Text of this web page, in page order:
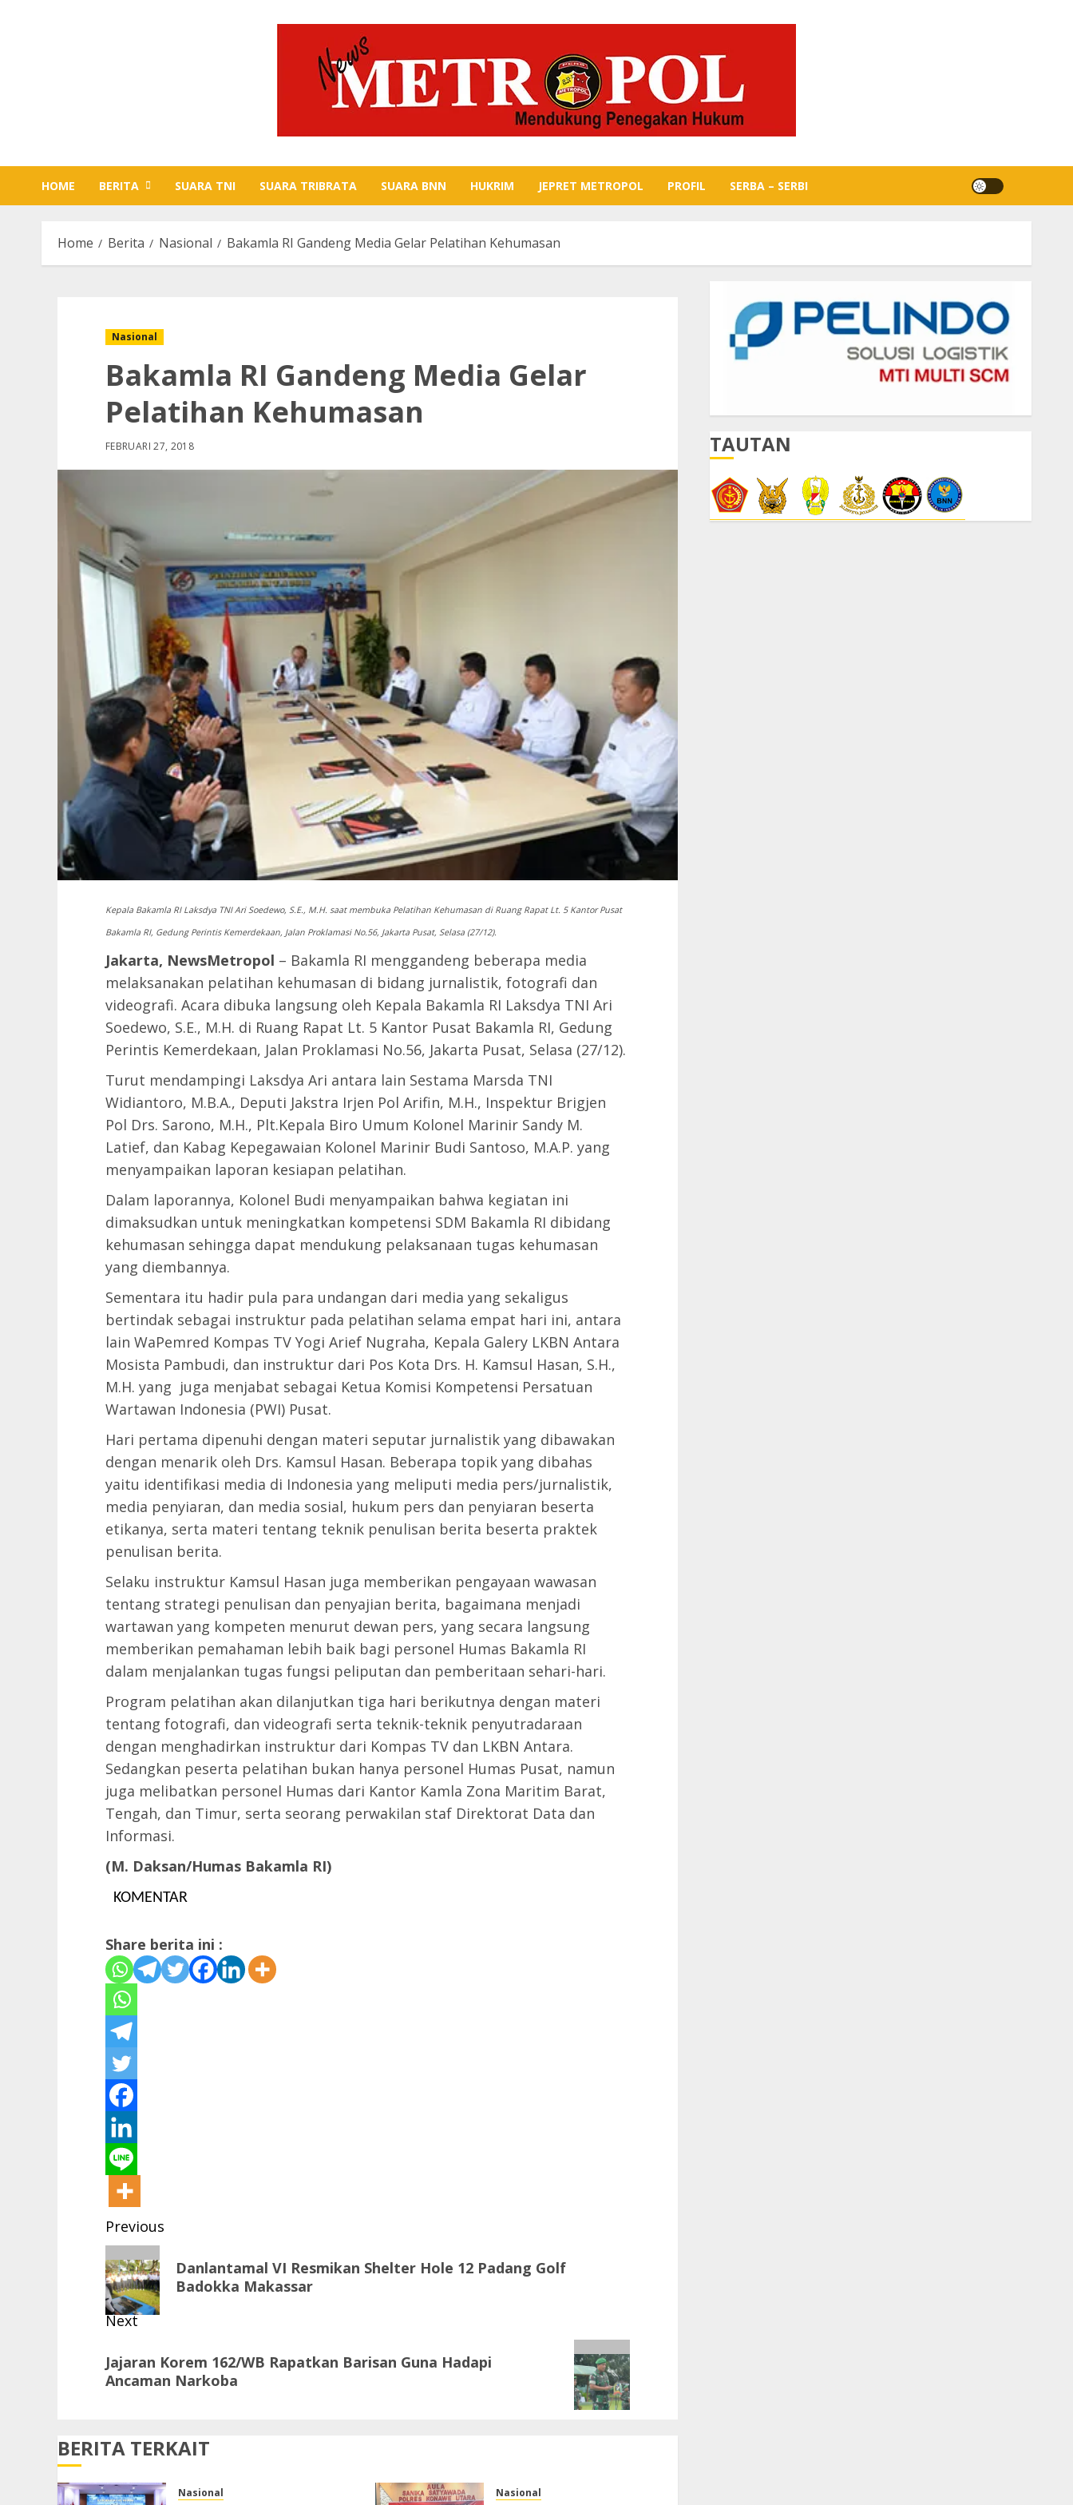
HOME BERITA SUARA TNI SUARA TRIBRATA SUARA BNN HUKRIM JEPRET METROPOL PROFIL SERBA – SERBI
Home Berita Nasional Bakamla RI Gandeng Media Gelar Pelatihan Kehumasan
Nasional
Bakamla RI Gandeng Media Gelar
Pelatihan Kehumasan
FEBRUARI 27, 2018
Kepala Bakamla RI Laksdya TNI Ari Soedewo, S.E., M.H. saat membuka Pelatihan Kehumasan di Ruang Rapat Lt. 5 Kantor Pusat
Bakamla RI, Gedung Perintis Kemerdekaan, Jalan Proklamasi No.56, Jakarta Pusat, Selasa (27/12).
Jakarta, NewsMetropol – Bakamla RI menggandeng beberapa media
melaksanakan pelatihan kehumasan di bidang jurnalistik, fotografi dan
videografi. Acara dibuka langsung oleh Kepala Bakamla RI Laksdya TNI Ari
Soedewo, S.E., M.H. di Ruang Rapat Lt. 5 Kantor Pusat Bakamla RI, Gedung
Perintis Kemerdekaan, Jalan Proklamasi No.56, Jakarta Pusat, Selasa (27/12).
Turut mendampingi Laksdya Ari antara lain Sestama Marsda TNI
Widiantoro, M.B.A., Deputi Jakstra Irjen Pol Arifin, M.H., Inspektur Brigjen
Pol Drs. Sarono, M.H., Plt.Kepala Biro Umum Kolonel Marinir Sandy M.
Latief, dan Kabag Kepegawaian Kolonel Marinir Budi Santoso, M.A.P. yang
menyampaikan laporan kesiapan pelatihan.
Dalam laporannya, Kolonel Budi menyampaikan bahwa kegiatan ini
dimaksudkan untuk meningkatkan kompetensi SDM Bakamla RI dibidang
kehumasan sehingga dapat mendukung pelaksanaan tugas kehumasan
yang diembannya.
Sementara itu hadir pula para undangan dari media yang sekaligus
bertindak sebagai instruktur pada pelatihan selama empat hari ini, antara
lain WaPemred Kompas TV Yogi Arief Nugraha, Kepala Galery LKBN Antara
Mosista Pambudi, dan instruktur dari Pos Kota Drs. H. Kamsul Hasan, S.H.,
M.H. yang juga menjabat sebagai Ketua Komisi Kompetensi Persatuan
Wartawan Indonesia (PWI) Pusat.
Hari pertama dipenuhi dengan materi seputar jurnalistik yang dibawakan
dengan menarik oleh Drs. Kamsul Hasan. Beberapa topik yang dibahas
yaitu identifikasi media di Indonesia yang meliputi media pers/jurnalistik,
media penyiaran, dan media sosial, hukum pers dan penyiaran beserta
etikanya, serta materi tentang teknik penulisan berita beserta praktek
penulisan berita.
Selaku instruktur Kamsul Hasan juga memberikan pengayaan wawasan
tentang strategi penulisan dan penyajian berita, bagaimana menjadi
wartawan yang kompeten menurut dewan pers, yang secara langsung
memberikan pemahaman lebih baik bagi personel Humas Bakamla RI
dalam menjalankan tugas fungsi peliputan dan pemberitaan sehari-hari.
Program pelatihan akan dilanjutkan tiga hari berikutnya dengan materi
tentang fotografi, dan videografi serta teknik-teknik penyutradaraan
dengan menghadirkan instruktur dari Kompas TV dan LKBN Antara.
Sedangkan peserta pelatihan bukan hanya personel Humas Pusat, namun
juga melibatkan personel Humas dari Kantor Kamla Zona Maritim Barat,
Tengah, dan Timur, serta seorang perwakilan staf Direktorat Data dan
Informasi.
(M. Daksan/Humas Bakamla RI)
KOMENTAR
Share berita ini :
Post
navigation
Previous
Previous
post:
Danlantamal VI Resmikan Shelter Hole 12 Padang Golf
Badokka Makassar
Next
post:
Jajaran Korem 162/WB Rapatkan Barisan Guna Hadapi
Ancaman Narkoba
BERITA TERKAIT
Nasional Nasional
TAUTAN